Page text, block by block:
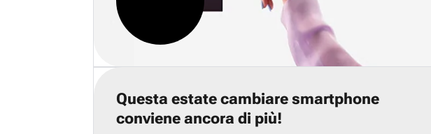
Questa estate cambiare smartphone
conviene ancora di più!